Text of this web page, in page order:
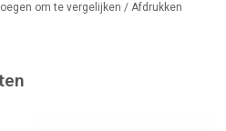
niet bij de prijs inbegrepen.
om te vergelijken / Afdrukken